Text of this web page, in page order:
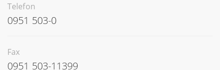
Telefon
0951 503-0
Fax
0951 503-11399